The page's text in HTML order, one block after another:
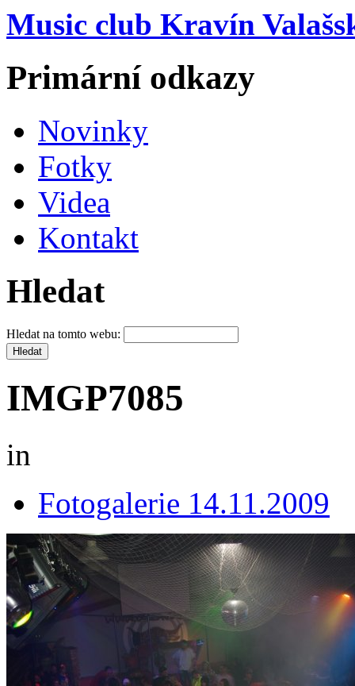
Music club Kravín
Primární odkazy
Novinky
Fotky
Videa
Kontakt
Hledat
Hledat na tomto webu:
IMGP7085
in
Fotogalerie 14.11.2009